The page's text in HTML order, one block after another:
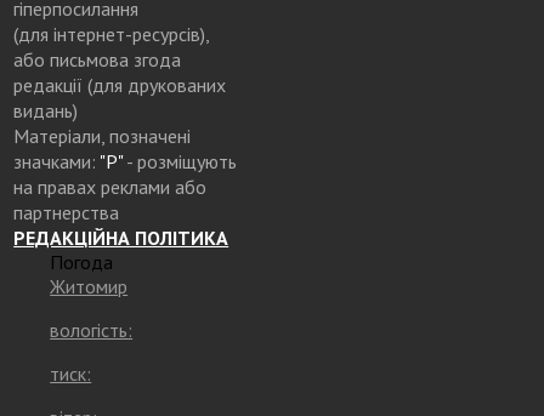
гіперпосилання
(для інтернет-ресурсів),
або письмова згода
редакції (для друкованих
видань)
Матеріали, позначені
значками: "Р"- розміщують
на правах реклами або
партнерства
РЕДАКЦІЙНА ПОЛІТИКА
Погода
Житомир
вологість:
тиск: